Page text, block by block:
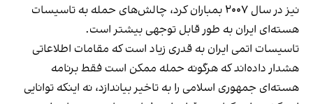
نیز در سال ۲۰۰۷ بمباران کرد، چالش‌های حمله به تاسیسات
هسته‌ای ایران به طور قابل توجهی بیشتر است.
تاسیسات اتمی ایران به قدری زیاد است که مقامات اطلاعاتی
هشدار داده‌اند که هرگونه حمله ممکن است فقط برنامه
هسته‌ای جمهوری اسلامی را به تاخیر بیاندازد، نه اینکه توانایی